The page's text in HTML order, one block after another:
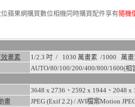
蘋果網購買數位相機同時購買配件享有隨機
畫素 1/2.3 吋 / 1030 萬畫素 /1000 萬
AUTO/80/100/200/400/800/1600(相
3648 x 2736、2592 x 1944、2048
畫
JPEG (Exif 2.2) / AVI檔案Motion